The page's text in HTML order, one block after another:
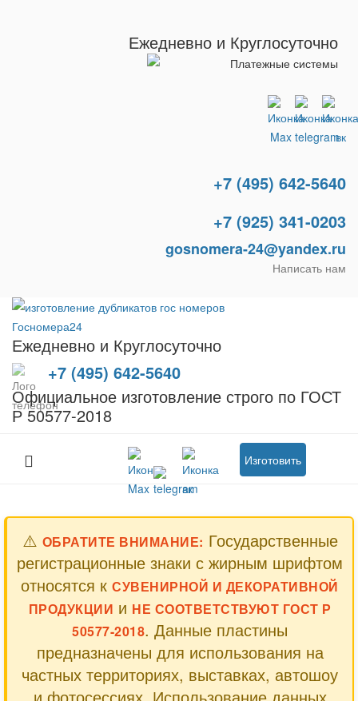
Ежедневно и Круглосуточно
+7 (495) 642-5640
+7 (925) 341-0203
gosnomera-24@yandex.ru
Написать нам
Ежедневно и Круглосуточно
+7 (495) 642-5640
Официальное изготовление строго по ГОСТ
Р 50577-2018
Изготовить
⚠️ ОБРАТИТЕ ВНИМАНИЕ: Государственные
регистрационные знаки с жирным шрифтом
относятся кСУВЕНИРНОЙ И ДЕКОРАТИВНОЙ
ПРОДУКЦИИ и НЕ СООТВЕТСТВУЮТ ГОСТ Р
50577-2018. Данные пластины
предназначены для использования на
частных территориях, выставках, автошоу